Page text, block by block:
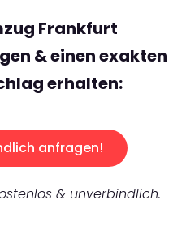
Frankfurt
& einen exakten
erhalten:
anfragen!
& unverbindlich.